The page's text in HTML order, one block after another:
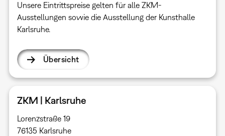
Unsere Eintrittspreise gelten für alle ZKM-
Ausstellungen sowie die Ausstellung der Kunsthalle
Karlsruhe.
Übersicht
ZKM | Karlsruhe
Lorenzstraße 19
76135 Karlsruhe